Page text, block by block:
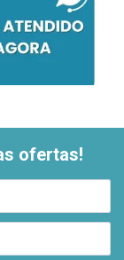
ofertas!